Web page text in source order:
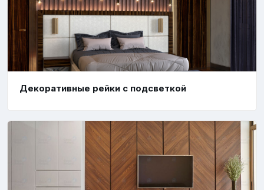
Декоративные рейки с подсветкой